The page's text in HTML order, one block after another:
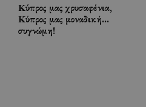
Κύπρος μας χρυσαφένια,
Κύπρος μας μοναδική…
συγνώμη!